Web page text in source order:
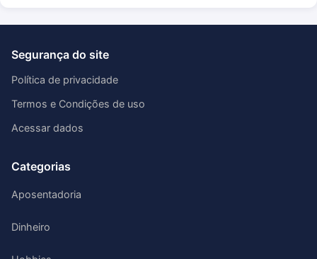
Segurança do site
Política de privacidade
Termos e Condições de uso
Acessar dados
Categorias
Aposentadoria
Dinheiro